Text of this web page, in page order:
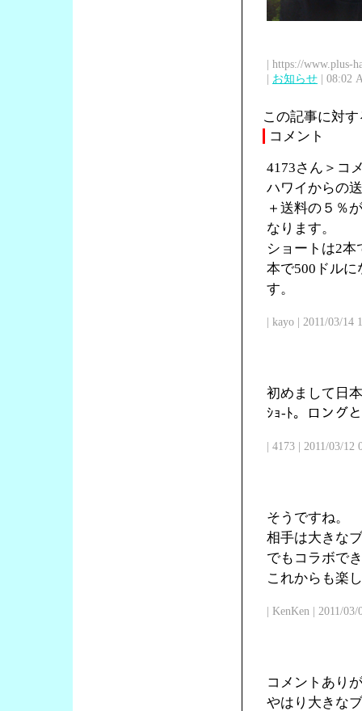
| https://www.plus-
| お知らせ | 08:02
この記事に対
コメント
4173さん＞コ
ハワイからの
＋送料の５％
なります。
ショートは2本
本で500ドル
す。
| kayo | 2011/03/14
初めまして日
ｼｮ-ﾄ。ロング
| 4173 | 2011/03/12
そうですね。
相手は大きな
でもコラボで
これからも楽
| KenKen | 2011/
コメントあり
やはり大きな